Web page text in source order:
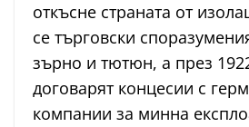
откъсне страната от
се търговски
зърно и тютюн, а през
договарят концесии с
компании за минна